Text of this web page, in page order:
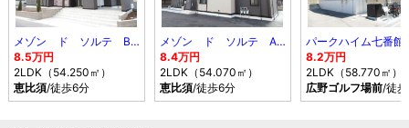
メゾン ド ソルテ B棟
8.5万円
2LDK（54.250㎡）
恵比須/徒歩6分
メゾン ド ソルテ A棟
8.4万円
2LDK（54.070㎡）
恵比須/徒歩6分
パークハイム七番館
8.2万円
2LDK（58.770㎡）
広野ゴルフ場前/徒